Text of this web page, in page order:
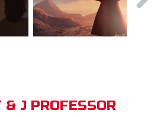
J PROFESSOR